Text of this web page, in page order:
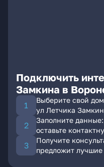
Подключить
Замкина в
Выберите свой
ул Летчика
Заполните
оставьте
Получите
предложит